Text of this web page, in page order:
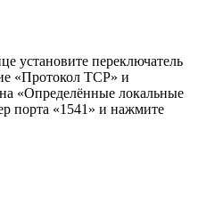
установите переключатель
«Протокол TCP» и
«Определённые локальные
порта «1541» и нажмите